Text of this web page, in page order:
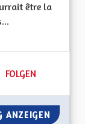
être la
49 FOLLOWER
FOLGEN
L'ALSACE
ANZEIGEN